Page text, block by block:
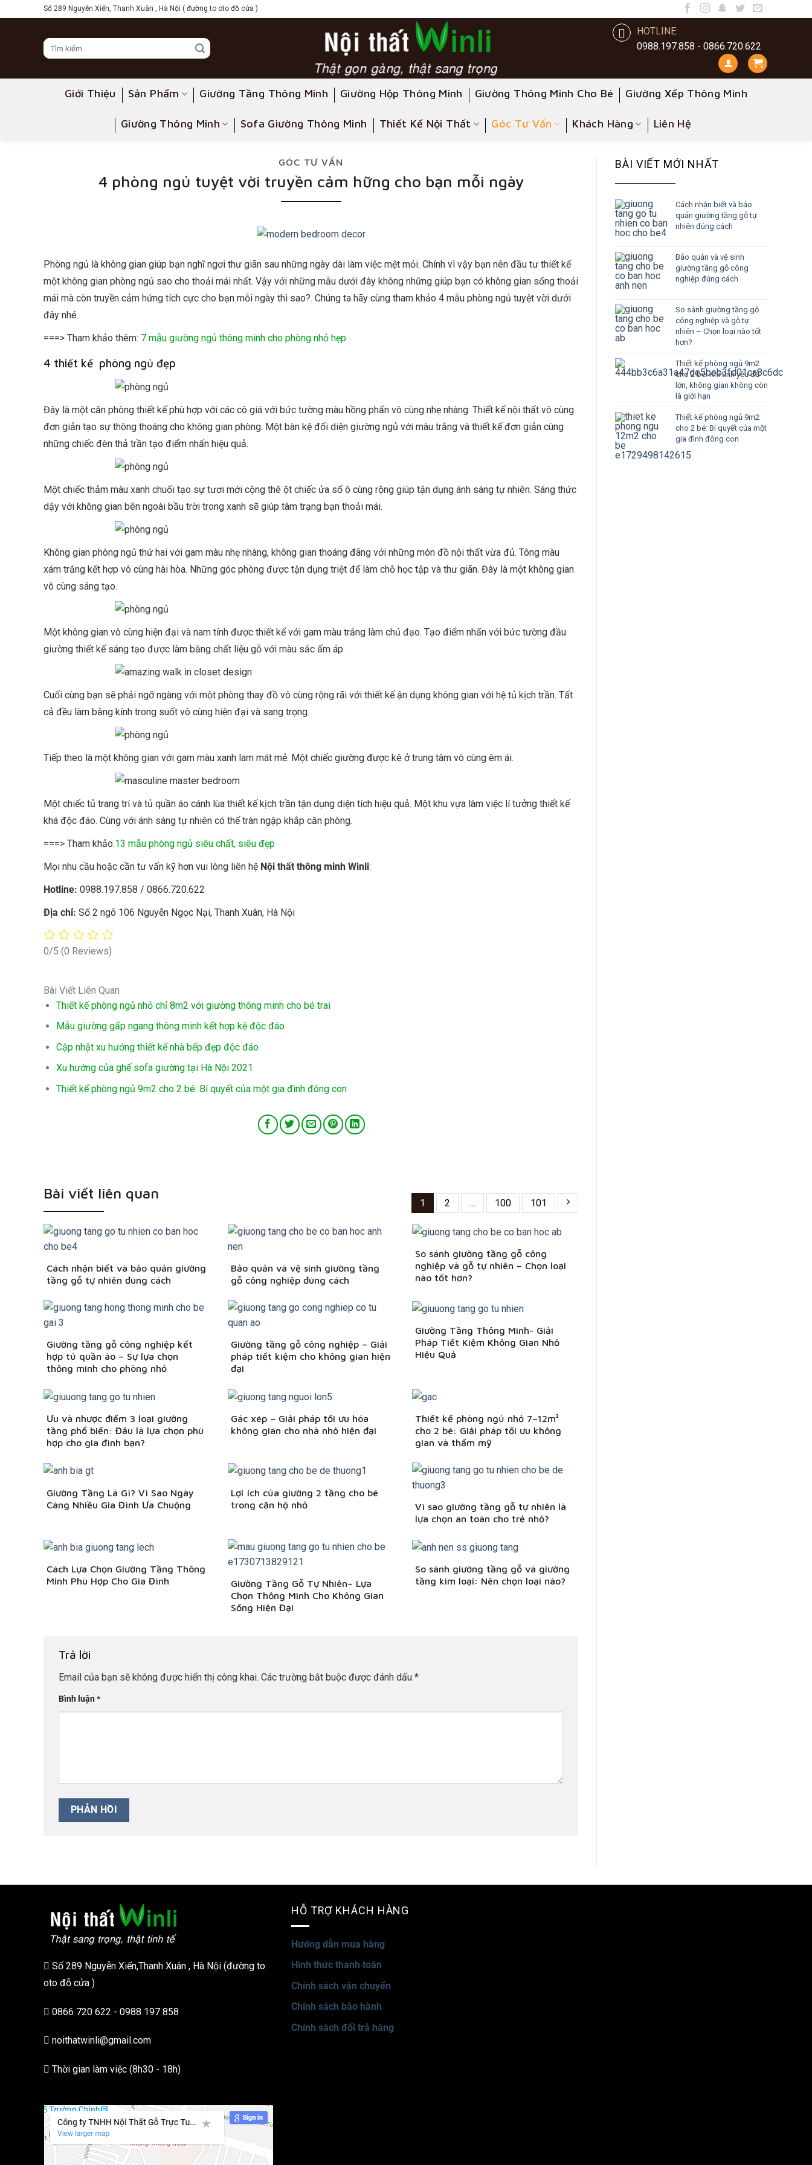
to
Số 289 Nguyễn Xiển, Thanh Xuân , Hà Nội ( đường to oto đỗ cửa )
HOTLINE:
0988.197.858 - 0866.720.622
Giới Thiệu Sản Phẩm Giường Tầng Thông Minh Giường Hộp Thông Minh Giường Thông Minh Cho Bé Giường Xếp Thông Minh
Giường Thông Minh Sofa Giường Thông Minh Thiết Kế Nội Thất Góc Tư Vấn Khách Hàng Liên Hệ
GÓC TƯ VẤN
4 phòng ngủ tuyệt vời truyền cảm hững cho bạn mỗi ngày
Phòng ngủ là không gian giúp bạn nghĩ ngơi thư giãn sau những ngày dài làm việc mệt mỏi. Chính vì vậy bạn nên đầu tư thiết kế
một không gian phòng ngủ sao cho thoải mái nhất. Vậy với những mẫu dưới đây không những giúp bạn có không gian sống thoải
mái mà còn truyền cảm hứng tích cực cho bạn mỗi ngày thì sao?. Chúng ta hãy cùng tham khảo 4 mẫu phòng ngủ tuyệt vời dưới
đây nhé.
===> Tham khảo thêm: 7 mẫu giường ngủ thông minh cho phòng nhỏ hẹp
4 thiết kế phòng ngủ đẹp
Đây là một căn phòng thiết kế phù hợp với các cô giá với bức tường màu hồng phấn vô cùng nhẹ nhàng. Thiết kế nội thất vô cùng
đơn giản tạo sự thông thoáng cho không gian phòng. Một bàn kệ đối diện giường ngủ với màu trắng và thiết kế đơn giản cùng
những chiếc đèn thả trần tạo điểm nhấn hiệu quả.
Một chiếc thảm màu xanh chuối tạo sự tươi mới cộng thê ột chiếc ửa sổ ô cùng rộng giúp tận dụng ánh sáng tự nhiên. Sáng thức
dậy với không gian bên ngoài bầu trời trong xanh sẽ giúp tâm trạng bạn thoải mái.
Không gian phòng ngủ thứ hai với gam màu nhẹ nhàng, không gian thoáng đãng với những món đồ nội thất vừa đủ. Tông màu
xám trắng kết hợp vô cùng hài hòa. Những góc phòng được tận dụng triệt để làm chỗ học tập và thư giãn. Đây là một không gian
vô cùng sáng tạo.
Một không gian vô cùng hiện đại và nam tính được thiết kế với gam màu trắng làm chủ đạo. Tạo điểm nhấn với bức tường đầu
giường thiết kế sáng tạo được làm bằng chất liệu gỗ với màu sắc ấm áp.
Cuối cùng bạn sẽ phải ngỡ ngàng với một phòng thay đồ vô cùng rộng rãi với thiết kế ận dụng không gian với hệ tủ kịch trần. Tất
cả đều làm bằng kính trong suốt vô cùng hiện đại và sang trọng.
Tiếp theo là một không gian với gam màu xanh lam mát mẻ. Một chiếc giường được kê ở trung tâm vô cùng êm ái.
Một chiếc tủ trang trí và tủ quần áo cánh lùa thiết kế kịch trần tận dụng diện tích hiệu quả. Một khu vựa làm việc lí tưởng thiết kế
khá độc đáo. Cùng với ánh sáng tự nhiên có thể tràn ngập khắp căn phòng.
===> Tham khảo:13 mẫu phòng ngủ siêu chất, siêu đẹp
Mọi nhu cầu hoặc cần tư vấn kỹ hơn vui lòng liên hệ Nội thất thông minh Winli:
Hotline: 0988.197.858 / 0866.720.622
Địa chỉ: Số 2 ngõ 106 Nguyễn Ngọc Nại, Thanh Xuân, Hà Nội
0/5 (0 Reviews)
Bài Viết Liên Quan
Thiết kế phòng ngủ nhỏ chỉ 8m2 với giường thông minh cho bé trai
Mẫu giường gấp ngang thông minh kết hợp kệ độc đáo
Cập nhật xu hướng thiết kế nhà bếp đẹp độc đáo
Xu hướng của ghế sofa giường tại Hà Nội 2021
Thiết kế phòng ngủ 9m2 cho 2 bé: Bí quyết của một gia đình đông con
Bài viết liên quan
1 2 … 100 101
Cách nhận biết và bảo quản giường
tầng gỗ tự nhiên đúng cách
Bảo quản và vệ sinh giường tầng
gỗ công nghiệp đúng cách
So sánh giường tầng gỗ công
nghiệp và gỗ tự nhiên – Chọn loại
nào tốt hơn?
Giường tầng gỗ công nghiệp kết
hợp tủ quần áo – Sự lựa chọn
thông minh cho phòng nhỏ
Giường tầng gỗ công nghiệp – Giải
pháp tiết kiệm cho không gian hiện
đại
Giường Tầng Thông Minh- Giải
Pháp Tiết Kiệm Không Gian Nhỏ
Hiệu Quả
Ưu và nhược điểm 3 loại giường
tầng phổ biến: Đâu là lựa chọn phù
hợp cho gia đình bạn?
Gác xép – Giải pháp tối ưu hóa
không gian cho nhà nhỏ hiện đại
Thiết kế phòng ngủ nhỏ 7–12m²
cho 2 bé: Giải pháp tối ưu không
gian và thẩm mỹ
Giường Tầng Là Gì? Vì Sao Ngày
Càng Nhiều Gia Đình Ưa Chuộng
Lợi ích của giường 2 tầng cho bé
trong căn hộ nhỏ
Vì sao giường tầng gỗ tự nhiên là
lựa chọn an toàn cho trẻ nhỏ?
Cách Lựa Chọn Giường Tầng Thông
Minh Phù Hợp Cho Gia Đình
Giường Tầng Gỗ Tự Nhiên– Lựa
Chọn Thông Minh Cho Không Gian
Sống Hiện Đại
So sánh giường tầng gỗ và giường
tầng kim loại: Nên chọn loại nào?
Trả lời
Email của bạn sẽ không được hiển thị công khai. Các trường bắt buộc được đánh dấu *
Bình luận*
BÀI VIẾT MỚI NHẤT
Cách nhận biết và bảo
quản giường tầng gỗ tự
nhiên đúng cách
Bảo quản và vệ sinh
giường tầng gỗ công
nghiệp đúng cách
So sánh giường tầng gỗ
công nghiệp và gỗ tự
nhiên – Chọn loại nào tốt
hơn?
Thiết kế phòng ngủ 9m2
cho 2 bé: Khi tình yêu đủ
lớn, không gian không còn
là giới hạn
Thiết kế phòng ngủ 9m2
cho 2 bé: Bí quyết của một
gia đình đông con
Số 289 Nguyễn Xiển,Thanh Xuân , Hà Nội (đường to
oto đỗ cửa )
0866 720 622 - 0988 197 858
noithatwinli@gmail.com
Thời gian làm việc (8h30 - 18h)
HỖ TRỢ KHÁCH HÀNG
Hướng dẫn mua hàng
Hình thức thanh toán
Chính sách vận chuyển
Chính sách bảo hành
Chính sách đổi trả hàng